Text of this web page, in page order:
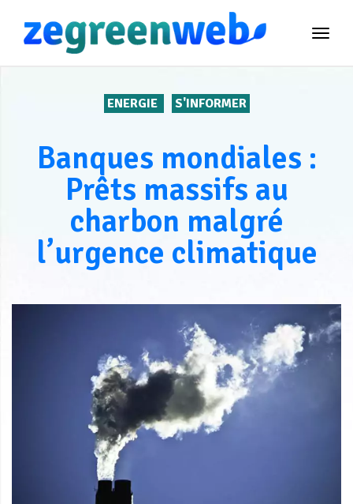
ENERGIE S'INFORMER
Banques mondiales :
Prêts massifs au
charbon malgré
l’urgence climatique